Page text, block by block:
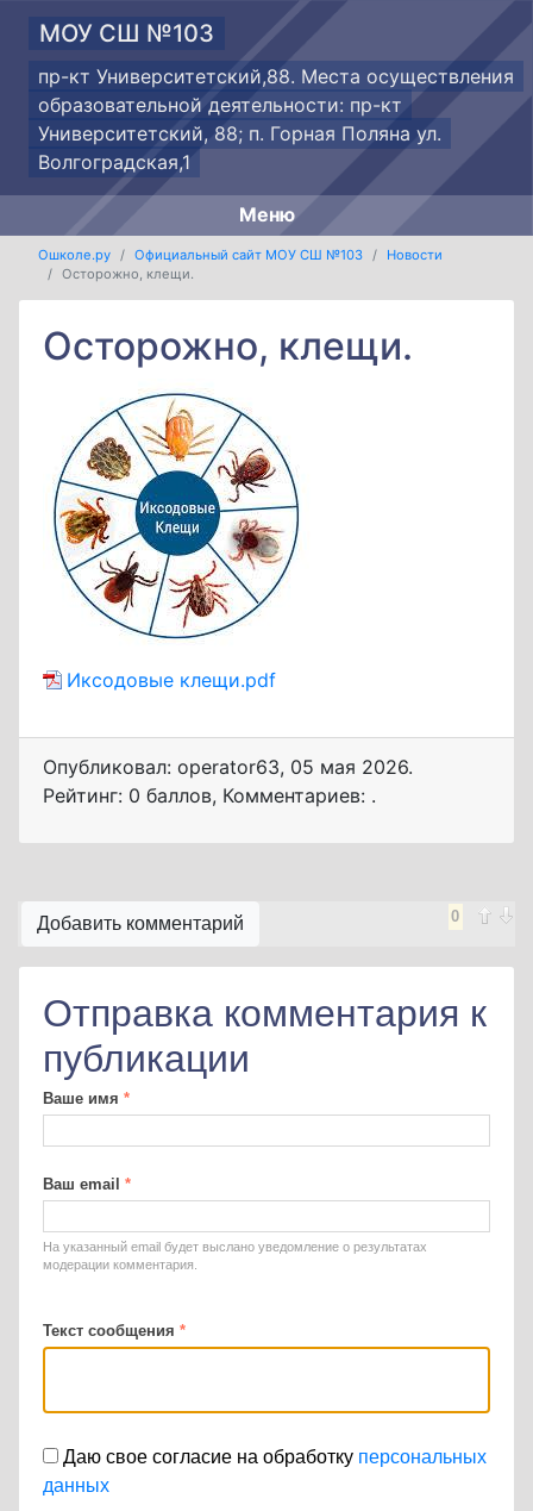
МОУ СШ №103
пр-кт Университетский,88. Места осуществления
образовательной деятельности: пр-кт
Университетский, 88; п. Горная Поляна ул.
Волгоградская,1
Меню
Ошколе.ру Официальный сайт МОУ СШ №103
Новости
Осторожно, клещи.
Осторожно, клещи.
Иксодовые клещи.pdf
Опубликовал: operator63, 05 мая 2026.
Рейтинг: 0 баллов, Комментариев: .
0
Добавить комментарий
Отправка комментария к
публикации
Ваше имя *
Ваш email *
На указанный email будет выслано уведомление о результатах
модерации комментария.
Текст сообщения *
Даю свое согласие на обработку персональных
данных